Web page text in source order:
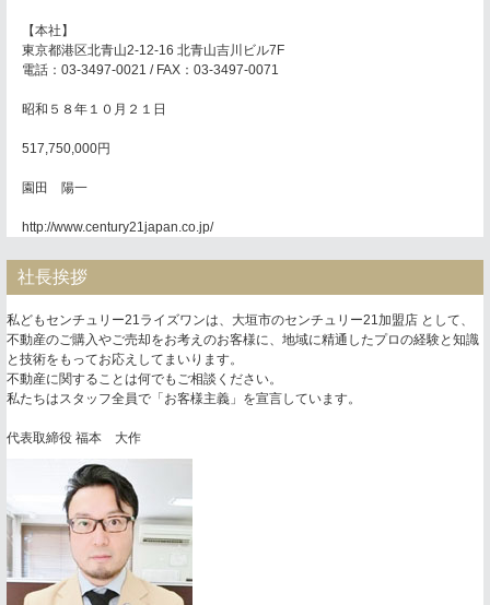
【本社】
東京都港区北青山2-12-16 北青山吉川ビル7F
電話：03-3497-0021 / FAX：03-3497-0071
昭和５８年１０月２１日
517,750,000円
園田 陽一
http://www.century21japan.co.jp/
社長挨拶
私どもセンチュリー21ライズワンは、大垣市のセンチュリー21加盟店 として、
不動産のご購入やご売却をお考えのお客様に、地域に精通したプロの経験と知識
と技術をもってお応えしてまいります。
不動産に関することは何でもご相談ください。
私たちはスタッフ全員で「お客様主義」を宣言しています。
代表取締役 福本 大作